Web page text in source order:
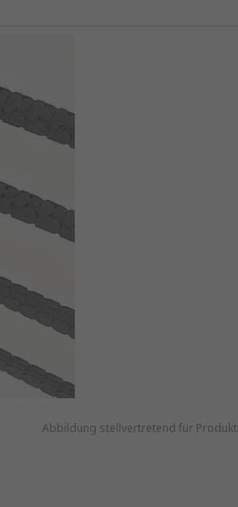
Abbildung stellvertretend für